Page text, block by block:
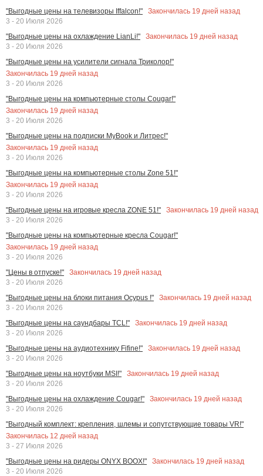
"Выгодные цены на телевизоры Iffalcon!" Закончилась 19 дней назад
3 - 20 Июля 2026
"Выгодные цены на охлаждение LianLi!"
Закончилась 19 дней назад
3 - 20 Июля 2026
"Выгодные цены на усилители сигнала Триколор!"
Закончилась 19 дней назад
3 - 20 Июля 2026
"Выгодные цены на компьютерные столы Cougar!"
Закончилась 19 дней назад
3 - 20 Июля 2026
"Выгодные цены на подписки MyBook и Литрес!"
Закончилась 19 дней назад
3 - 20 Июля 2026
"Выгодные цены на компьютерные столы Zone 51!"
Закончилась 19 дней назад
3 - 20 Июля 2026
"Выгодные цены на игровые кресла ZONE 51!"
Закончилась 19 дней назад
3 - 20 Июля 2026
"Выгодные цены на компьютерные кресла Cougar!"
Закончилась 19 дней назад
3 - 20 Июля 2026
"Цены в отпуске!"
Закончилась 19 дней назад
3 - 20 Июля 2026
"Выгодные цены на блоки питания Ocypus !"
Закончилась 19 дней назад
3 - 20 Июля 2026
"Выгодные цены на саундбары TCL!"
Закончилась 19 дней назад
3 - 20 Июля 2026
"Выгодные цены на аудиотехнику Fifine!"
Закончилась 19 дней назад
3 - 20 Июля 2026
"Выгодные цены на ноутбуки MSI!"
Закончилась 19 дней назад
3 - 20 Июля 2026
"Выгодные цены на охлаждение Cougar!"
Закончилась 19 дней назад
3 - 20 Июля 2026
"Выгодный комплект: крепления, шлемы и сопутствующие товары VR!"
Закончилась 12 дней назад
3 - 27 Июля 2026
"Выгодные цены на ридеры ONYX BOOX!"
Закончилась 19 дней назад
3 - 20 Июля 2026